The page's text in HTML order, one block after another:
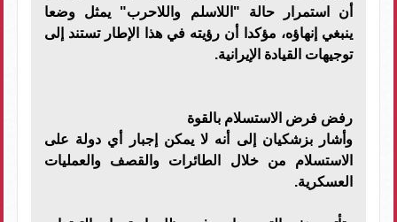
أن استمرار حالة "اللاسلم واللاحرب" يمثل وضعا
ينبغي إنهاؤه، مؤكدا أن رؤيته في هذا الإطار تستند إلى
توجيهات القيادة الإيرانية.
رفض فرض الاستسلام بالقوة
وأشار بزشكيان إلى أنه لا يمكن إجبار أي دولة على
الاستسلام من خلال الطائرات والقصف والعمليات
العسكرية.